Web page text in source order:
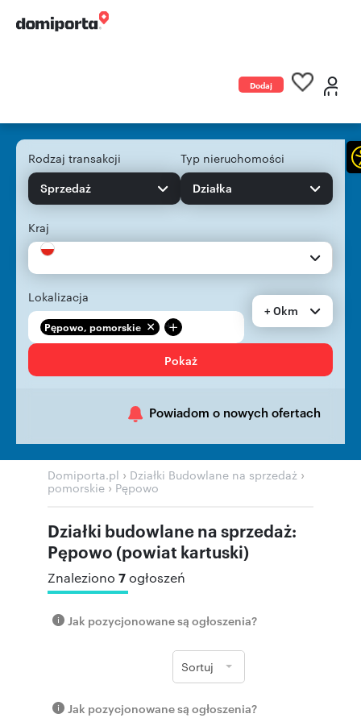
Dodaj
Rodzaj transakcji
Sprzedaż
Typ nieruchomości
Działka
Kraj
Lokalizacja
Pępowo, pomorskie +
+ 0km
Pokaż
Powiadom o nowych ofertach
Domiporta.pl › Działki Budowlane na sprzedaż ›
pomorskie › Pępowo
Działki budowlane na sprzedaż:
Pępowo (powiat kartuski)
Znaleziono 7ogłoszeń
Jak pozycjonowane są ogłoszenia?
Sortuj
Jak pozycjonowane są ogłoszenia?